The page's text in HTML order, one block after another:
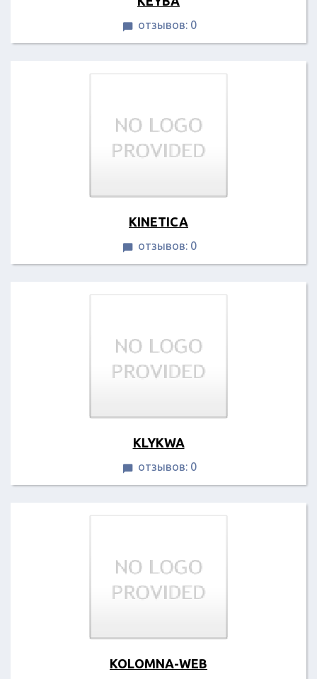
 отзывов: 0
KINETICA
 отзывов: 0
KLYKWA
 отзывов: 0
KOLOMNA-WEB